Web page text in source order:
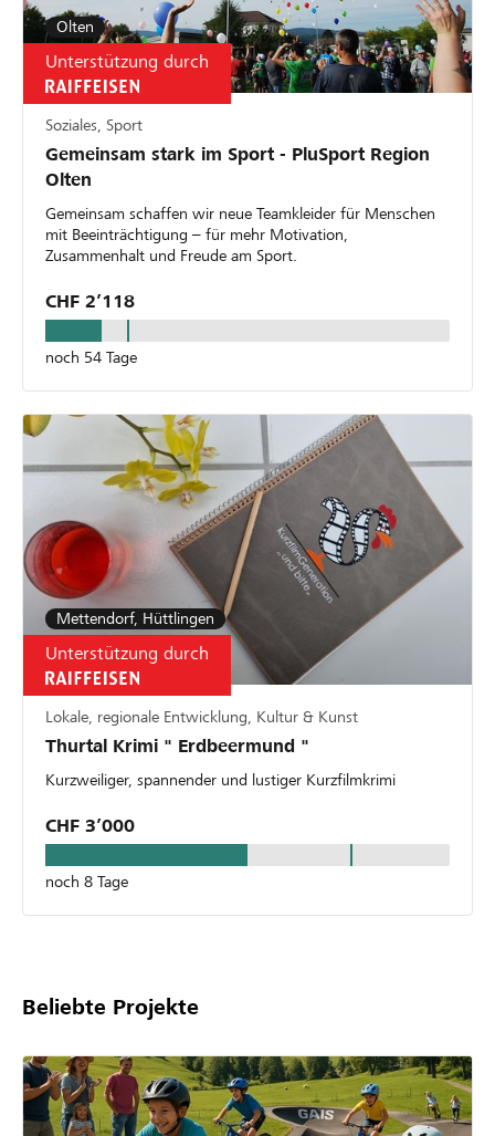
Olten
Unterstützung durch
Soziales, Sport
Gemeinsam stark im Sport - PluSport Region
Olten
Gemeinsam schaffen wir neue Teamkleider für Menschen
mit Beeinträchtigung – für mehr Motivation,
Zusammenhalt und Freude am Sport.
CHF 2’118
noch 54 Tage
Mettendorf, Hüttlingen
Unterstützung durch
Lokale, regionale Entwicklung, Kultur & Kunst
Thurtal Krimi " Erdbeermund "
Kurzweiliger, spannender und lustiger Kurzfilmkrimi
CHF 3’000
noch 8 Tage
Beliebte Projekte